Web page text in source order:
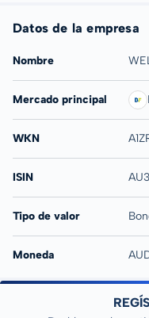
Datos de la empresa
Nombre
Mercado principal
WKN
ISIN
Tipo de valor
Moneda